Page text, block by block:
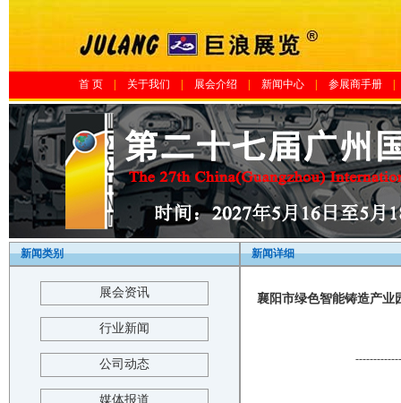
首 页 关于我们 展会介绍 新闻中心 参展商手册|
新闻类别
展会资讯
行业新闻
公司动态
媒体报道
新闻详细
襄阳市绿色智能铸造产业